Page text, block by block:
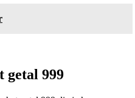
getal 999